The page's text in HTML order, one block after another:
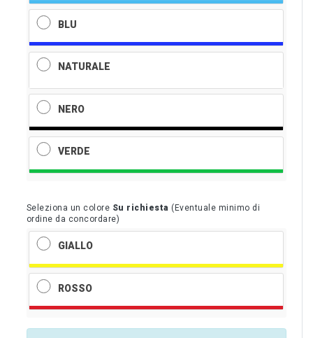
BLU
NATURALE
NERO
VERDE
Seleziona un colore Su richiesta (Eventuale minimo di
ordine da concordare)
GIALLO
ROSSO